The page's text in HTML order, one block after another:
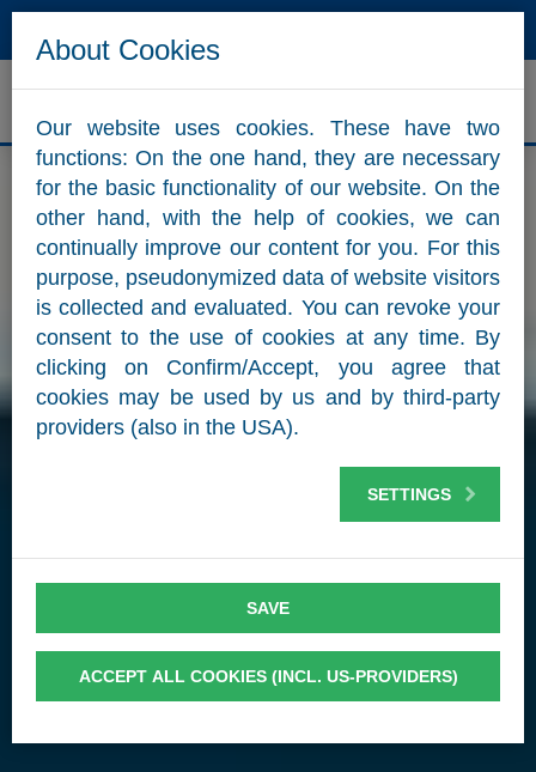
About Cookies
Our website uses cookies. These have two
functions: On the one hand, they are necessary
for the basic functionality of our website. On the
other hand, with the help of cookies, we can
continually improve our content for you. For this
purpose, pseudonymized data of website visitors
is collected and evaluated. You can revoke your
consent to the use of cookies at any time. By
clicking on Confirm/Accept, you agree that
cookies may be used by us and by third-party
providers (also in the USA).
SETTINGS
SAVE
ACCEPT ALL COOKIES (INCL. US-PROVIDERS)